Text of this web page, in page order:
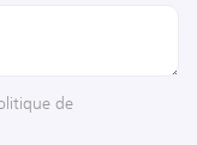
de